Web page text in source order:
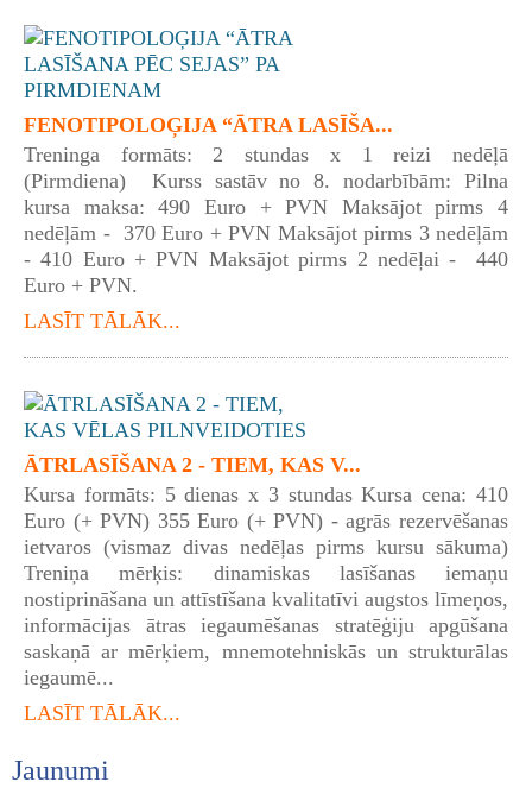
FENOTIPOLOĢIJA “ĀTRA LASĪŠA...
Treninga formāts: 2 stundas x 1 reizi nedēļā
(Pirmdiena) Kurss sastāv no 8. nodarbībām: Pilna
kursa maksa: 490 Euro + PVN Maksājot pirms 4
nedēļām - 370 Euro + PVN Maksājot pirms 3 nedēļām
- 410 Euro + PVN Maksājot pirms 2 nedēļai - 440
Euro + PVN.
LASĪT TĀLĀK...
ĀTRLASĪŠANA 2 - TIEM, KAS V...
Kursa formāts: 5 dienas x 3 stundas Kursa cena: 410
Euro (+ PVN) 355 Euro (+ PVN) - agrās rezervēšanas
ietvaros (vismaz divas nedēļas pirms kursu sākuma)
Treniņa mērķis: dinamiskas lasīšanas iemaņu
nostiprināšana un attīstīšana kvalitatīvi augstos līmeņos,
informācijas ātras iegaumēšanas stratēģiju apgūšana
saskaņā ar mērķiem, mnemotehniskās un strukturālas
iegaumē...
LASĪT TĀLĀK...
Jaunumi